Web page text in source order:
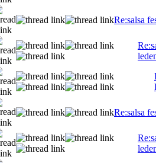
Re:salsa
Re:salsa